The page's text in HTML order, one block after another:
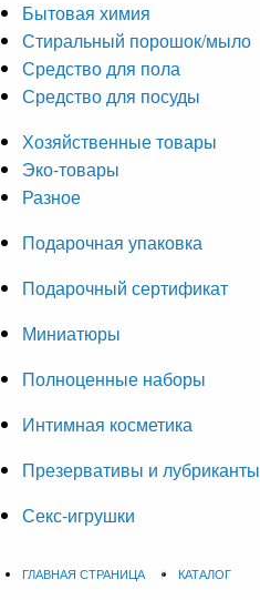
Бытовая химия
Стиральный порошок/мыло
Средство для пола
Средство для посуды
Хозяйственные товары
Эко-товары
Разное
Подарочная упаковка
Подарочный сертификат
Миниатюры
Полноценные наборы
Интимная косметика
Презервативы и лубриканты
Секс-игрушки
ГЛАВНАЯ СТРАНИЦА КАТАЛОГ